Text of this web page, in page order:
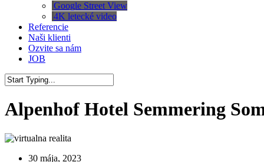
Google Street View
4K letecké video
Referencie
Naši klienti
Ozvite sa nám
JOB
Search
Alpenhof Hotel Semmering
30 mája, 2023